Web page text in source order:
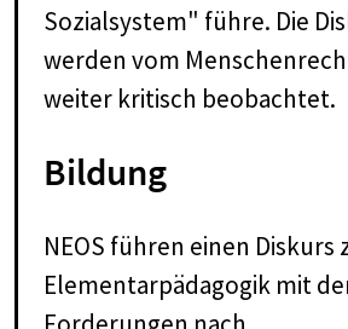
Sozialsystem" führe. Die
werden vom
weiter kritisch beobachtet.
Bildung
NEOS führen einen Diskurs
Elementarpädagogik mit